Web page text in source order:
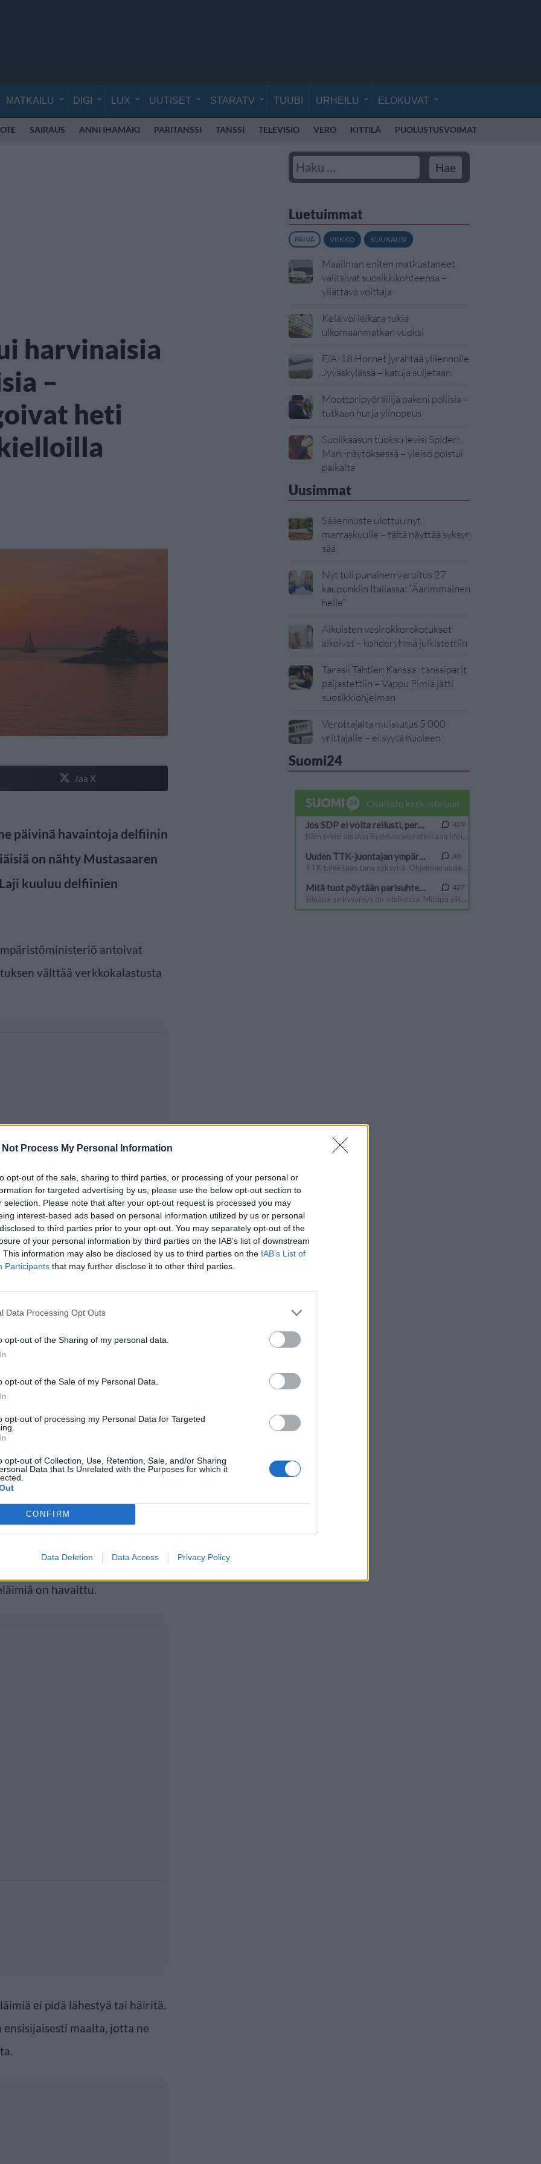
Not Process My Personal Information
opt-out of the sale, sharing to third parties, or processing of your personal or
for targeted advertising by us, please use the below opt-out section to
selection. Please note that after your opt-out request is processed you may
interest-based ads based on personal information utilized by us or personal
to third parties prior to your opt-out. You may separately opt-out of the
of your personal information by third parties on the IAB’s list of downstream
This information may also be disclosed by us to third parties on the IAB’s List of
Participants that may further disclose it to other third parties.
Data Processing Opt Outs
opt-out of the Sharing of my personal data.
opt-out of the Sale of my Personal Data.
opt-out of processing my Personal Data for Targeted
opt-out of Collection, Use, Retention, Sale, and/or Sharing
Data that Is Unrelated with the Purposes for which it
CONFIRM
Data Deletion Data Access Privacy Policy
MATKAILU DIGI LUX UUTISET STARATV TUUBI URHEILU ELOKUVAT
SAIRAUS ANNI IHAMÄKI PARITANSSI TANSSI TELEVISIO VERO KITTILÄ PUOLUSTUSVOIMAT
harvinaisia
–
heti
Jaa X
päivinä havaintoja delfiinin
on nähty Mustasaaren
kuuluu delfiinien
antoivat
välttää verkkokalastusta
verkkoihin ja hukkua.
arvioidaan olevan vain
uhanalaiseksi.
koskee
hetkellä verkkokalastusta
suiston ja
on havaittu.
ei pidä lähestyä tai häiritä.
maalta, jotta ne
Luetuimmat
PÄIVÄ VIIKKO KUUKAUSI
Maailman eniten matkustaneet
valitsivat suosikkikohteensa –
yllättävä voittaja
Kela voi leikata tukia
ulkomaanmatkan vuoksi
F/A-18 Hornet jyrähtää ylilennolle
Jyväskylässä – katuja suljetaan
Moottoripyöräilijä pakeni poliisia –
tutkaan hurja ylinopeus
Suolikaasun tuoksu levisi Spider-
Man -näytöksessä – yleisö poistui
paikalta
Uusimmat
Sääennuste ulottuu nyt
marraskuulle – tältä näyttää syksyn
sää
Nyt tuli punainen varoitus 27
kaupunkiin Italiassa: ”Äärimmäinen
helle”
Aikuisten vesirokkorokotukset
alkoivat – kohderyhmä julkistettiin
Tanssii Tähtien Kanssa -tanssiparit
paljastettiin – Vappu Pimiä jätti
suosikkiohjelman
Verottajalta muistutus 5 000
yrittäjälle – ei syytä huoleen
Suomi24